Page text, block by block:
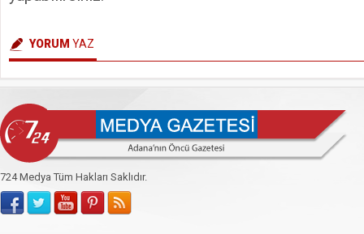
YORUM YAZ
724 Medya Tüm Hakları Saklıdır.